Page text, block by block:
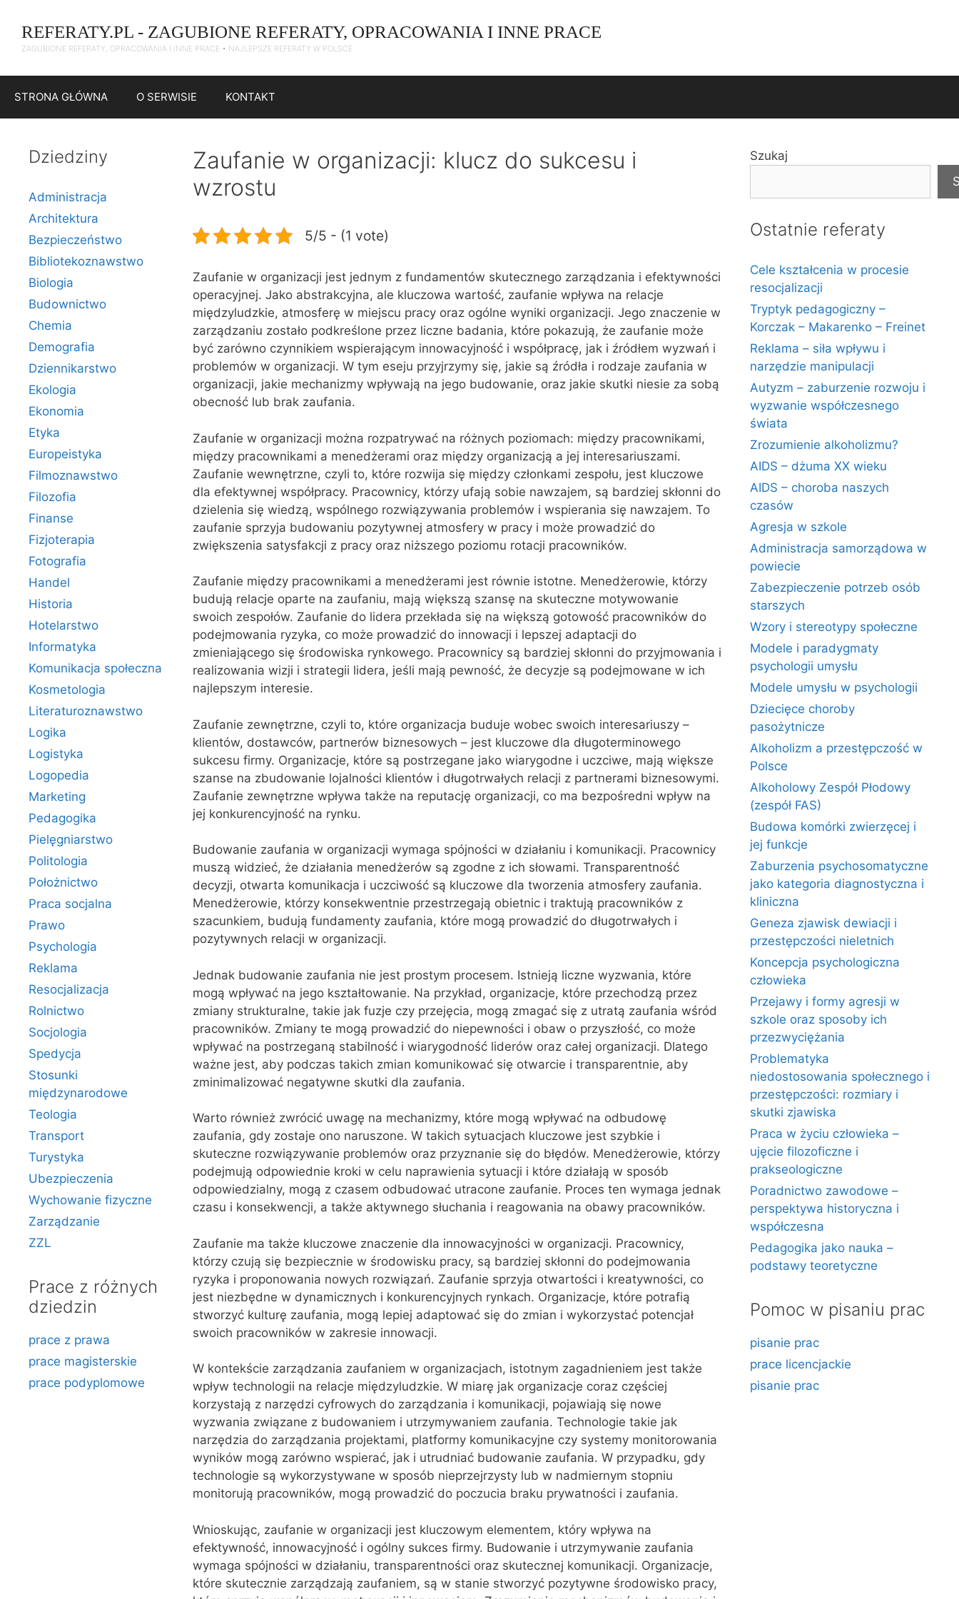
treści
REFERATY.PL - ZAGUBIONE REFERATY, OPRACOWANIA I INNE PRACE
ZAGUBIONE REFERATY, OPRACOWANIA I INNE PRACE • NAJLEPSZE REFERATY W POLSCE
STRONA GŁÓWNA O SERWISIE KONTAKT
Zaufanie w organizacji: klucz do sukcesu i
wzrostu
5/5 - (1 vote)
Zaufanie w organizacji jest jednym z fundamentów skutecznego zarządzania i efektywności
operacyjnej. Jako abstrakcyjna, ale kluczowa wartość, zaufanie wpływa na relacje
międzyludzkie, atmosferę w miejscu pracy oraz ogólne wyniki organizacji. Jego znaczenie w
zarządzaniu zostało podkreślone przez liczne badania, które pokazują, że zaufanie może
być zarówno czynnikiem wspierającym innowacyjność i współpracę, jak i źródłem wyzwań i
problemów w organizacji. W tym eseju przyjrzymy się, jakie są źródła i rodzaje zaufania w
organizacji, jakie mechanizmy wpływają na jego budowanie, oraz jakie skutki niesie za sobą
obecność lub brak zaufania.
Zaufanie w organizacji można rozpatrywać na różnych poziomach: między pracownikami,
między pracownikami a menedżerami oraz między organizacją a jej interesariuszami.
Zaufanie wewnętrzne, czyli to, które rozwija się między członkami zespołu, jest kluczowe
dla efektywnej współpracy. Pracownicy, którzy ufają sobie nawzajem, są bardziej skłonni do
dzielenia się wiedzą, wspólnego rozwiązywania problemów i wspierania się nawzajem. To
zaufanie sprzyja budowaniu pozytywnej atmosfery w pracy i może prowadzić do
zwiększenia satysfakcji z pracy oraz niższego poziomu rotacji pracowników.
Zaufanie między pracownikami a menedżerami jest równie istotne. Menedżerowie, którzy
budują relacje oparte na zaufaniu, mają większą szansę na skuteczne motywowanie
swoich zespołów. Zaufanie do lidera przekłada się na większą gotowość pracowników do
podejmowania ryzyka, co może prowadzić do innowacji i lepszej adaptacji do
zmieniającego się środowiska rynkowego. Pracownicy są bardziej skłonni do przyjmowania i
realizowania wizji i strategii lidera, jeśli mają pewność, że decyzje są podejmowane w ich
najlepszym interesie.
Zaufanie zewnętrzne, czyli to, które organizacja buduje wobec swoich interesariuszy –
klientów, dostawców, partnerów biznesowych – jest kluczowe dla długoterminowego
sukcesu firmy. Organizacje, które są postrzegane jako wiarygodne i uczciwe, mają większe
szanse na zbudowanie lojalności klientów i długotrwałych relacji z partnerami biznesowymi.
Zaufanie zewnętrzne wpływa także na reputację organizacji, co ma bezpośredni wpływ na
jej konkurencyjność na rynku.
Budowanie zaufania w organizacji wymaga spójności w działaniu i komunikacji. Pracownicy
muszą widzieć, że działania menedżerów są zgodne z ich słowami. Transparentność
decyzji, otwarta komunikacja i uczciwość są kluczowe dla tworzenia atmosfery zaufania.
Menedżerowie, którzy konsekwentnie przestrzegają obietnic i traktują pracowników z
szacunkiem, budują fundamenty zaufania, które mogą prowadzić do długotrwałych i
pozytywnych relacji w organizacji.
Jednak budowanie zaufania nie jest prostym procesem. Istnieją liczne wyzwania, które
mogą wpływać na jego kształtowanie. Na przykład, organizacje, które przechodzą przez
zmiany strukturalne, takie jak fuzje czy przejęcia, mogą zmagać się z utratą zaufania wśród
pracowników. Zmiany te mogą prowadzić do niepewności i obaw o przyszłość, co może
wpływać na postrzeganą stabilność i wiarygodność liderów oraz całej organizacji. Dlatego
ważne jest, aby podczas takich zmian komunikować się otwarcie i transparentnie, aby
zminimalizować negatywne skutki dla zaufania.
Warto również zwrócić uwagę na mechanizmy, które mogą wpływać na odbudowę
zaufania, gdy zostaje ono naruszone. W takich sytuacjach kluczowe jest szybkie i
skuteczne rozwiązywanie problemów oraz przyznanie się do błędów. Menedżerowie, którzy
podejmują odpowiednie kroki w celu naprawienia sytuacji i które działają w sposób
odpowiedzialny, mogą z czasem odbudować utracone zaufanie. Proces ten wymaga jednak
czasu i konsekwencji, a także aktywnego słuchania i reagowania na obawy pracowników.
Zaufanie ma także kluczowe znaczenie dla innowacyjności w organizacji. Pracownicy,
którzy czują się bezpiecznie w środowisku pracy, są bardziej skłonni do podejmowania
ryzyka i proponowania nowych rozwiązań. Zaufanie sprzyja otwartości i kreatywności, co
jest niezbędne w dynamicznych i konkurencyjnych rynkach. Organizacje, które potrafią
stworzyć kulturę zaufania, mogą lepiej adaptować się do zmian i wykorzystać potencjał
swoich pracowników w zakresie innowacji.
W kontekście zarządzania zaufaniem w organizacjach, istotnym zagadnieniem jest także
wpływ technologii na relacje międzyludzkie. W miarę jak organizacje coraz częściej
korzystają z narzędzi cyfrowych do zarządzania i komunikacji, pojawiają się nowe
wyzwania związane z budowaniem i utrzymywaniem zaufania. Technologie takie jak
narzędzia do zarządzania projektami, platformy komunikacyjne czy systemy monitorowania
wyników mogą zarówno wspierać, jak i utrudniać budowanie zaufania. W przypadku, gdy
technologie są wykorzystywane w sposób nieprzejrzysty lub w nadmiernym stopniu
monitorują pracowników, mogą prowadzić do poczucia braku prywatności i zaufania.
Wnioskując, zaufanie w organizacji jest kluczowym elementem, który wpływa na
efektywność, innowacyjność i ogólny sukces firmy. Budowanie i utrzymywanie zaufania
wymaga spójności w działaniu, transparentności oraz skutecznej komunikacji. Organizacje,
które skutecznie zarządzają zaufaniem, są w stanie stworzyć pozytywne środowisko pracy,
Dziedziny
Administracja
Architektura
Bezpieczeństwo
Bibliotekoznawstwo
Biologia
Budownictwo
Chemia
Demografia
Dziennikarstwo
Ekologia
Ekonomia
Etyka
Europeistyka
Filmoznawstwo
Filozofia
Finanse
Fizjoterapia
Fotografia
Handel
Historia
Hotelarstwo
Informatyka
Komunikacja społeczna
Kosmetologia
Literaturoznawstwo
Logika
Logistyka
Logopedia
Marketing
Pedagogika
Pielęgniarstwo
Politologia
Położnictwo
Praca socjalna
Prawo
Psychologia
Reklama
Resocjalizacja
Rolnictwo
Socjologia
Spedycja
Stosunki
międzynarodowe
Teologia
Transport
Turystyka
Ubezpieczenia
Wychowanie fizyczne
Zarządzanie
ZZL
Prace z różnych
dziedzin
prace z prawa
prace magisterskie
prace podyplomowe
Szukaj
Ostatnie referaty
Cele kształcenia w procesie
resocjalizacji
Tryptyk pedagogiczny –
Korczak – Makarenko – Freinet
Reklama – siła wpływu i
narzędzie manipulacji
Autyzm – zaburzenie rozwoju i
wyzwanie współczesnego
świata
Zrozumienie alkoholizmu?
AIDS – dżuma XX wieku
AIDS – choroba naszych
czasów
Agresja w szkole
Administracja samorządowa w
powiecie
Zabezpieczenie potrzeb osób
starszych
Wzory i stereotypy społeczne
Modele i paradygmaty
psychologii umysłu
Modele umysłu w psychologii
Dziecięce choroby
pasożytnicze
Alkoholizm a przestępczość w
Polsce
Alkoholowy Zespół Płodowy
(zespół FAS)
Budowa komórki zwierzęcej i
jej funkcje
Zaburzenia psychosomatyczne
jako kategoria diagnostyczna i
kliniczna
Geneza zjawisk dewiacji i
przestępczości nieletnich
Koncepcja psychologiczna
człowieka
Przejawy i formy agresji w
szkole oraz sposoby ich
przezwyciężania
Problematyka
niedostosowania społecznego i
przestępczości: rozmiary i
skutki zjawiska
Praca w życiu człowieka –
ujęcie filozoficzne i
prakseologiczne
Poradnictwo zawodowe –
perspektywa historyczna i
współczesna
Pedagogika jako nauka –
podstawy teoretyczne
Pomoc w pisaniu prac
pisanie prac
prace licencjackie
pisanie prac